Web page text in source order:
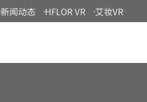
新闻动态 HFLOR VR 艾妆VR